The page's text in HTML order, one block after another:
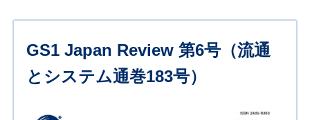
GS1 Japan Review 第6号（流通
とシステム通巻183号）